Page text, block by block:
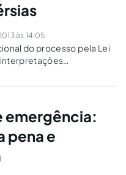
às 14:05
do processo pela Lei
acusado no período de
emergência:
pena e